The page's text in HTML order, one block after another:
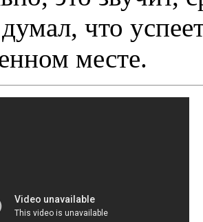
что
месте.